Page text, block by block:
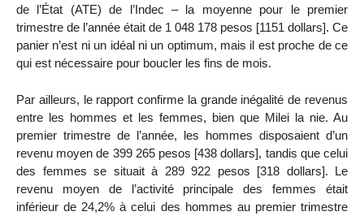
de l’État (ATE) de l’Indec – la moyenne pour le premier
trimestre de l’année était de 1 048 178 pesos [1151 dollars]. Ce
panier n’est ni un idéal ni un optimum, mais il est proche de ce
qui est nécessaire pour boucler les fins de mois.
Par ailleurs, le rapport confirme la grande inégalité de revenus
entre les hommes et les femmes, bien que Milei la nie. Au
premier trimestre de l’année, les hommes disposaient d’un
revenu moyen de 399 265 pesos [438 dollars], tandis que celui
des femmes se situait à 289 922 pesos [318 dollars]. Le
revenu moyen de l’activité principale des femmes était
inférieur de 24,2% à celui des hommes au premier trimestre